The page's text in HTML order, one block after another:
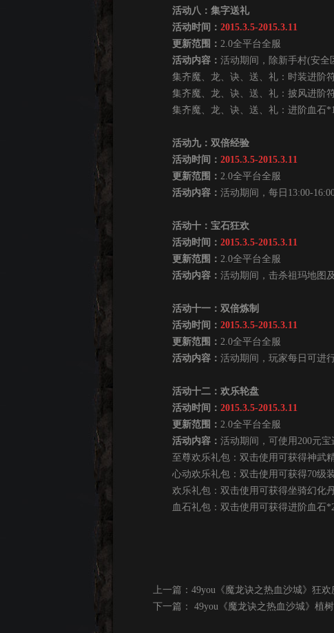
活动八：集字送礼
活动时间： 2015.3.5-2015.3.11
更新范围： 2.0全平台全服
活动内容： 活动期间，除新手村(安全
集齐魔、龙、诀、送、礼：时装进阶
集齐魔、龙、诀、送、礼：披风进阶
集齐魔、龙、诀、送、礼：进阶血石
活动九：双倍经验
活动时间： 2015.3.5-2015.3.11
更新范围： 2.0全平台全服
活动内容： 活动期间，每日13:00-
活动十：宝石狂欢
活动时间： 2015.3.5-2015.3.11
更新范围： 2.0全平台全服
活动内容： 活动期间，击杀祖玛地图
活动十一：双倍炼制
活动时间： 2015.3.5-2015.3.11
更新范围： 2.0全平台全服
活动内容： 活动期间，玩家每日可进
活动十二：欢乐轮盘
活动时间： 2015.3.5-2015.3.11
更新范围： 2.0全平台全服
活动内容： 活动期间，可使用200元
至尊欢乐礼包：双击使用可获得神武精
心动欢乐礼包：双击使用可获得70级
欢乐礼包：双击使用可获得坐骑幻化
血石礼包：双击使用可获得进阶血石
上一篇： 49you《魔龙诀之热血沙城》狂欢
下一篇：
49you《魔龙诀之热血沙城》植